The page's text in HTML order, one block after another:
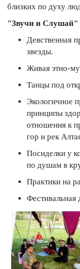
близких по духу
"Звучи и Слушай"
Девственная
звезды.
Живая этно-
Танцы под
Экологичное
принципы
отношения к
гор и рек
Посиделки у
по душам в
Практики на
Фестивальная